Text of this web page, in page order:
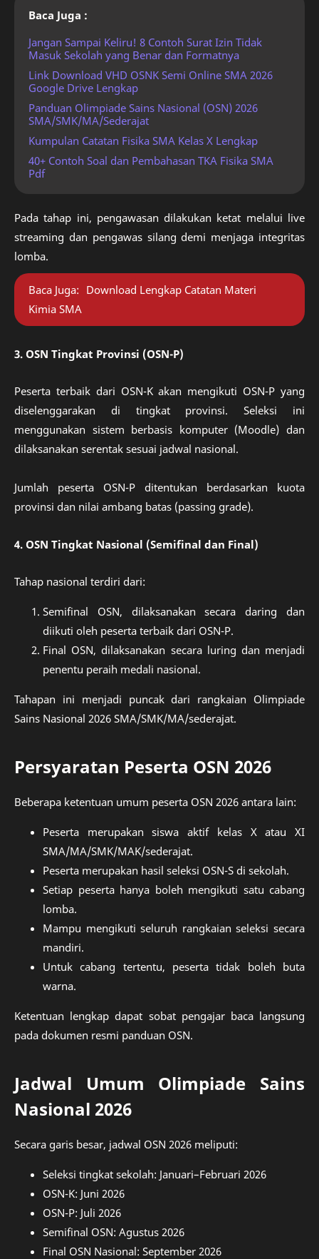
Baca Juga :
Jangan Sampai Keliru! 8 Contoh Surat Izin Tidak
Masuk Sekolah yang Benar dan Formatnya
Link Download VHD OSNK Semi Online SMA 2026
Google Drive Lengkap
Panduan Olimpiade Sains Nasional (OSN) 2026
SMA/SMK/MA/Sederajat
Kumpulan Catatan Fisika SMA Kelas X Lengkap
40+ Contoh Soal dan Pembahasan TKA Fisika SMA
Pdf
Pada tahap ini, pengawasan dilakukan ketat melalui live
streaming dan pengawas silang demi menjaga integritas
lomba.
Baca Juga: Download Lengkap Catatan Materi
Kimia SMA
3. OSN Tingkat Provinsi (OSN-P)
Peserta terbaik dari OSN-K akan mengikuti OSN-P yang
diselenggarakan di tingkat provinsi. Seleksi ini
menggunakan sistem berbasis komputer (Moodle) dan
dilaksanakan serentak sesuai jadwal nasional.
Jumlah peserta OSN-P ditentukan berdasarkan kuota
provinsi dan nilai ambang batas (passing grade).
4. OSN Tingkat Nasional (Semifinal dan Final)
Tahap nasional terdiri dari:
Semifinal OSN, dilaksanakan secara daring dan
diikuti oleh peserta terbaik dari OSN-P.
Final OSN, dilaksanakan secara luring dan menjadi
penentu peraih medali nasional.
Tahapan ini menjadi puncak dari rangkaian Olimpiade
Sains Nasional 2026 SMA/SMK/MA/sederajat.
Persyaratan Peserta OSN 2026
Beberapa ketentuan umum peserta OSN 2026 antara lain:
Peserta merupakan siswa aktif kelas X atau XI
SMA/MA/SMK/MAK/sederajat.
Peserta merupakan hasil seleksi OSN-S di sekolah.
Setiap peserta hanya boleh mengikuti satu cabang
lomba.
Mampu mengikuti seluruh rangkaian seleksi secara
mandiri.
Untuk cabang tertentu, peserta tidak boleh buta
warna.
Ketentuan lengkap dapat sobat pengajar baca langsung
pada dokumen resmi panduan OSN.
Jadwal Umum Olimpiade Sains
Nasional 2026
Secara garis besar, jadwal OSN 2026 meliputi:
Seleksi tingkat sekolah: Januari–Februari 2026
OSN-K: Juni 2026
OSN-P: Juli 2026
Semifinal OSN: Agustus 2026
Final OSN Nasional: September 2026